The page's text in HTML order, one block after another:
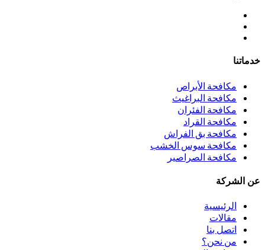
خدماتنا
مكافحة الأبراص
مكافحة البراغيث
مكافحة الفئران
مكافحة القراد
مكافحة بق الفراش
مكافحة سوس الخشب
مكافحة الصراصير
عن الشركة
الرئيسية
مقالات
اتصل بنا
من نحن؟